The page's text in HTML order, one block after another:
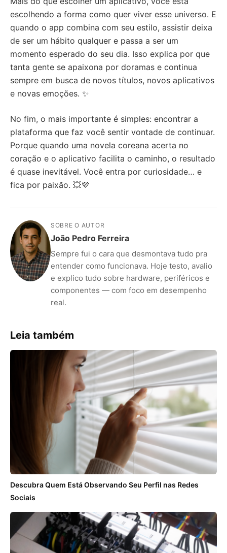
escolhendo a forma como quer viver esse universo. E
quando o app combina com seu estilo, assistir deixa
de ser um hábito qualquer e passa a ser um
momento esperado do seu dia. Isso explica por que
tanta gente se apaixona por doramas e continua
sempre em busca de novos títulos, novos aplicativos
e novas emoções. ✨
No fim, o mais importante é simples: encontrar a
plataforma que faz você sentir vontade de continuar.
Porque quando uma novela coreana acerta no
coração e o aplicativo facilita o caminho, o resultado
é quase inevitável. Você entra por curiosidade… e
fica por paixão. 💥💜
SOBRE O AUTOR
João Pedro Ferreira
Sempre fui o cara que desmontava tudo pra
entender como funcionava. Hoje testo, avalio
e explico tudo sobre hardware, periféricos e
componentes — com foco em desempenho
real.
Leia também
Descubra Quem Está Observando Seu Perfil nas Redes
Sociais